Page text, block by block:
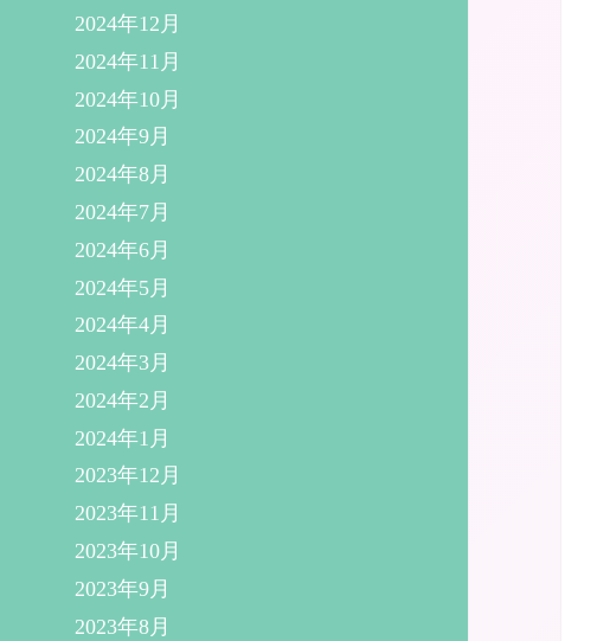
2024年12月
2024年11月
2024年10月
2024年9月
2024年8月
2024年7月
2024年6月
2024年5月
2024年4月
2024年3月
2024年2月
2024年1月
2023年12月
2023年11月
2023年10月
2023年9月
2023年8月